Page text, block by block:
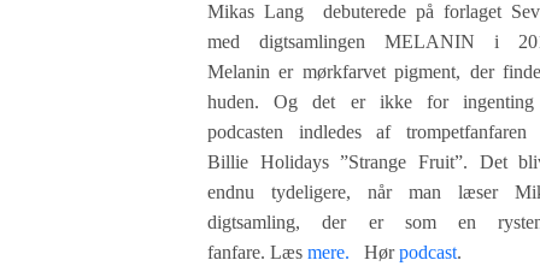
Mikas Lang debuterede på forlaget
med digtsamlingen MELANIN i
Melanin er mørkfarvet pigment, der
huden. Og det er ikke for
podcasten indledes af trompetfanfaren
Billie Holidays ”Strange Fruit”. Det
endnu tydeligere, når man læser
digtsamling, der er som en
fanfare. Læs mere. Hørpodcast.